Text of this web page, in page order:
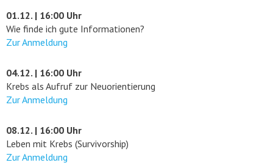
01.12. | 16:00 Uhr
Wie finde ich gute Informationen?
Zur Anmeldung
04.12. | 16:00 Uhr
Krebs als Aufruf zur Neuorientierung
Zur Anmeldung
08.12. | 16:00 Uhr
Leben mit Krebs (Survivorship)
Zur Anmeldung